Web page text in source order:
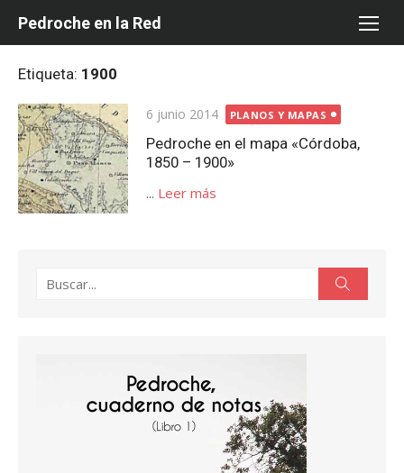
Pedroche en la Red
Etiqueta: 1900
Publicada
el
6 junio 2014 PLANOS Y MAPAS
Pedroche en el mapa «Córdoba,
1850 – 1900»
... Leer más
Buscar: